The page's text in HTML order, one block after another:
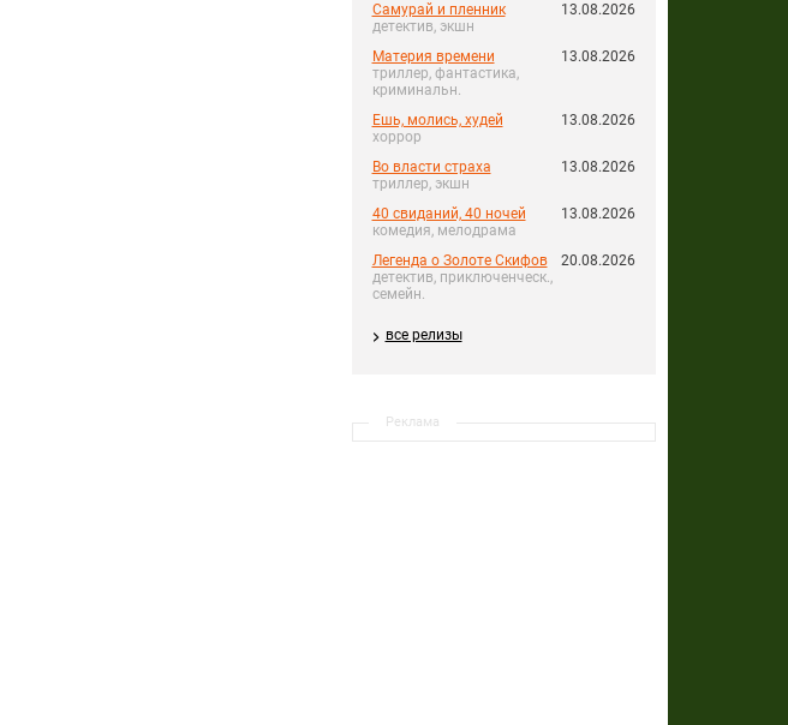
Самурай и пленник
детектив, экшн
13.08.2026
Материя времени
триллер, фантастика,
криминальн.
13.08.2026
Ешь, молись, худей
хоррор
13.08.2026
Во власти страха
триллер, экшн
13.08.2026
40 свиданий, 40 ночей
комедия, мелодрама
13.08.2026
Легенда о Золоте Скифов
детектив, приключенческ.,
семейн.
20.08.2026
все релизы
Реклама